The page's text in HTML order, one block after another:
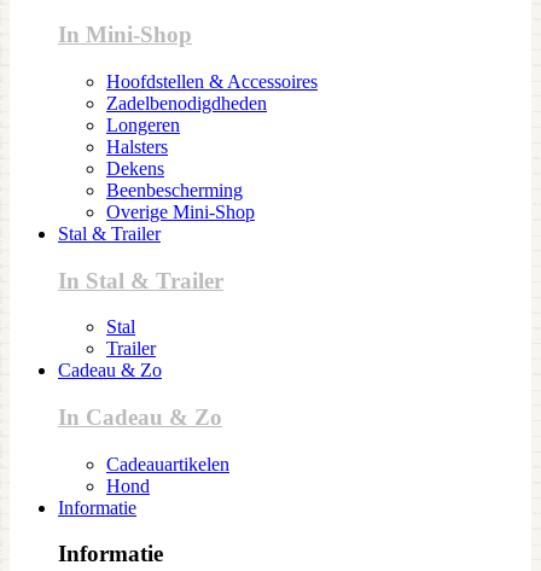
In Mini-Shop
Hoofdstellen & Accessoires
Zadelbenodigdheden
Longeren
Halsters
Dekens
Beenbescherming
Overige Mini-Shop
Stal & Trailer
In Stal & Trailer
Stal
Trailer
Cadeau & Zo
In Cadeau & Zo
Cadeauartikelen
Hond
Informatie
Informatie